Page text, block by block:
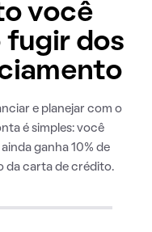
você
fugir dos
e planejar com o
é simples: você
ganha 10% de
da carta de crédito.